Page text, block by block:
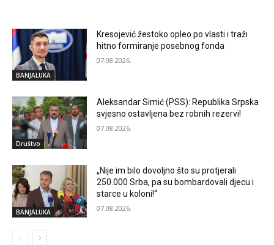
BANJALUKA
Kresojević žestoko opleo po vlasti i traži
hitno formiranje posebnog fonda
07.08.2026.
Društvo
Aleksandar Simić (PSS): Republika Srpska
svjesno ostavljena bez robnih rezervi!
07.08.2026.
BANJALUKA
„Nije im bilo dovoljno što su protjerali
250.000 Srba, pa su bombardovali djecu i
starce u koloni!“
07.08.2026.